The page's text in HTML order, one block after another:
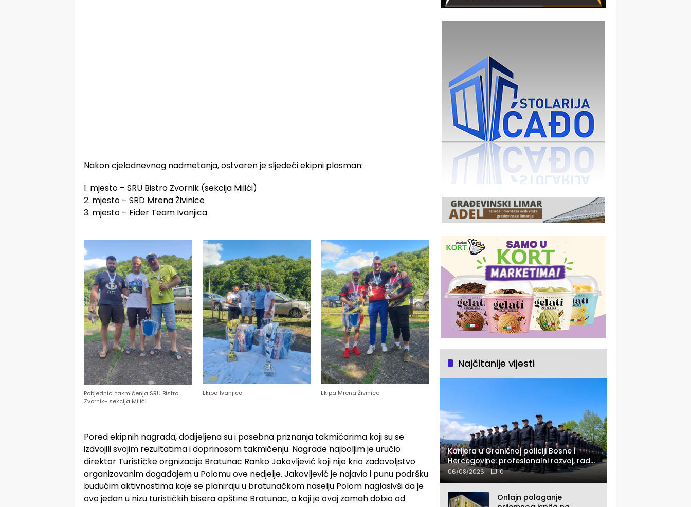
Nakon cjelodnevnog nadmetanja, ostvaren je sljedeći ekipni plasman:
1. mjesto – SRU Bistro Zvornik (sekcija Milići)
2. mjesto – SRD Mrena Živinice
3. mjesto – Fider Team Ivanjica
Pobjednici takmičenja SRU Bistro
Zvornik- sekcija Milići
Ekipa Ivanjica Ekipa Mrena Živinice
Pored ekipnih nagrada, dodijeljena su i posebna priznanja takmičarima koji su se
izdvojili svojim rezultatima i doprinosom takmičenju. Nagrade najboljim je uručio
direktor Turističke orgnizacije Bratunac Ranko Jakovljević koji nije krio zadovoljstvo
organizovanim događajem u Polomu ove nedjelje. Jakovljević je najavio i punu podršku
budućim aktivnostima koje se planiraju u bratunačkom naselju Polom naglasivši da je
ovo jedan u nizu turističkih bisera opštine Bratunac, a koji je ovaj zamah dobio od
Najčitanije vijesti
Karijera u Graničnoj policiji Bosne i
Hercegovine: profesionalni razvoj, rad
sa savremenom opremom i služba
građanima
06/08/2026 0
Onlajn polaganje